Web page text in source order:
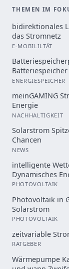
THEMEN IM
bidirektionales
das Stromnetz
E-MOBILILTÄT
ENERGIESPEICHER
meinGAMING
Energie
NACHHALTIGKEIT
Solarstrom
Chancen
NEWS
intelligente
Dynamisches
PHOTOVOLTAIK
Photovoltaik in
Solarstrom
PHOTOVOLTAIK
zeitvariable
RATGEBER
Wärmepumpe